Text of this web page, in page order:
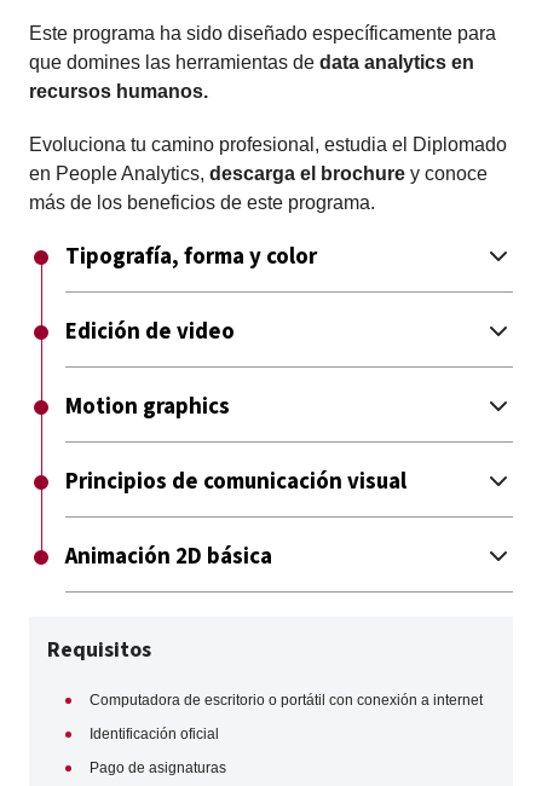
Este programa ha sido diseñado específicamente para
que domines las herramientas de data analytics en
recursos humanos.
Evoluciona tu camino profesional, estudia el Diplomado
en People Analytics, descarga el brochure y conoce
más de los beneficios de este programa.
Tipografía, forma y color
Edición de video
Motion graphics
Principios de comunicación visual
Animación 2D básica
Requisitos
Computadora de escritorio o portátil con conexión a internet
Identificación oficial
Pago de asignaturas